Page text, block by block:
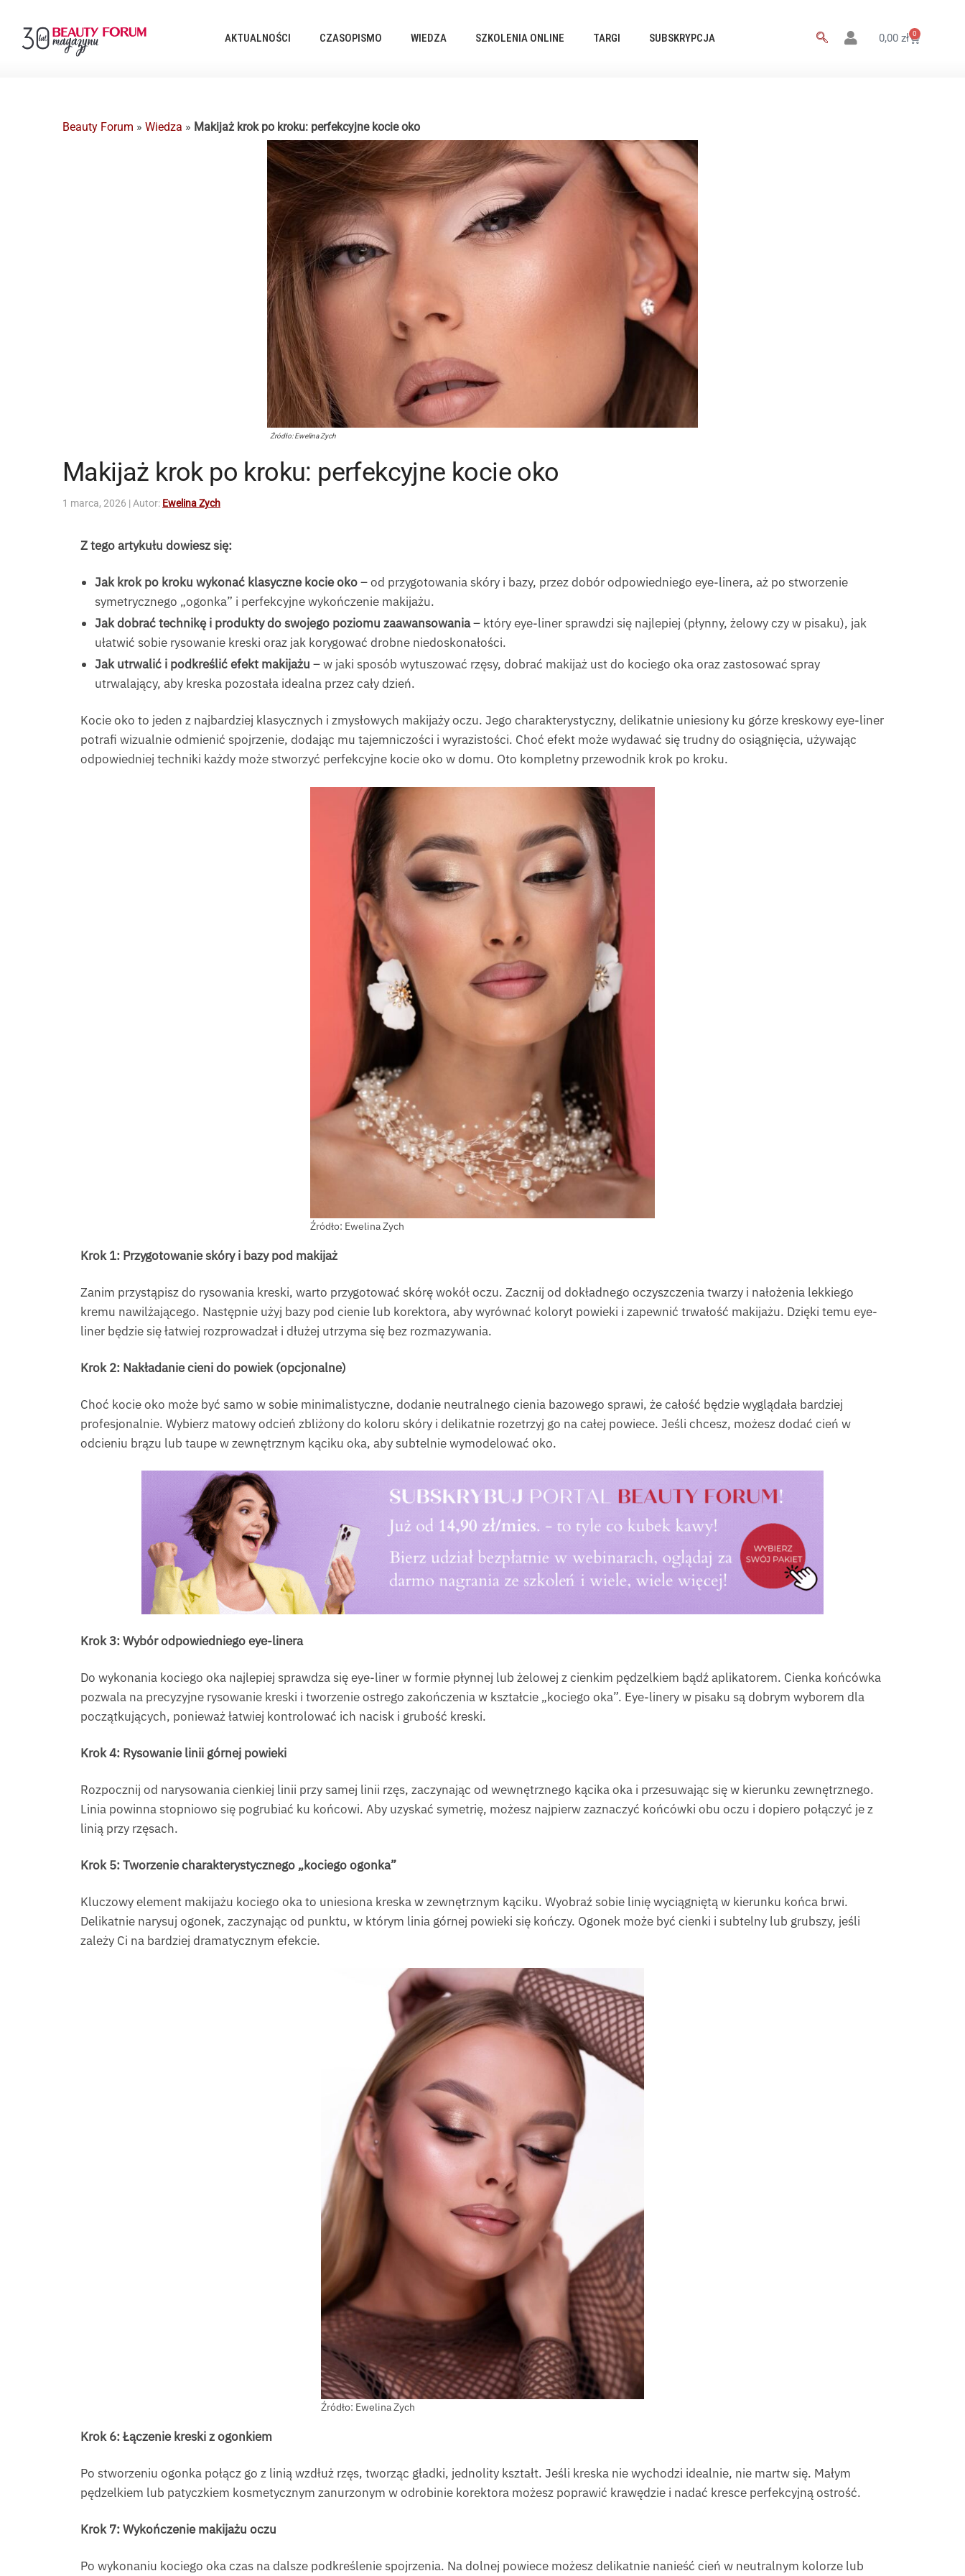
AKTUALNOŚCI CZASOPISMO WIEDZA SZKOLENIA ONLINE TARGI SUBSKRYPCJA 0,00 zł 0
Beauty Forum » Wiedza » Makijaż krok po kroku: perfekcyjne kocie oko
Źródło: Ewelina Zych
Makijaż krok po kroku: perfekcyjne kocie oko
1 marca, 2026 | Autor: Ewelina Zych
Z tego artykułu dowiesz się:
Jak krok po kroku wykonać klasyczne kocie oko– od przygotowania skóry i bazy, przez dobór odpowiedniego eye-linera, aż po stworzenie
symetrycznego „ogonka” i perfekcyjne wykończenie makijażu.
Jak dobrać technikę i produkty do swojego poziomu zaawansowania– który eye-liner sprawdzi się najlepiej (płynny, żelowy czy w pisaku), jak
ułatwić sobie rysowanie kreski oraz jak korygować drobne niedoskonałości.
Jak utrwalić i podkreślić efekt makijażu – w jaki sposób wytuszować rzęsy, dobrać makijaż ust do kociego oka oraz zastosować spray
utrwalający, aby kreska pozostała idealna przez cały dzień.
Kocie oko to jeden z najbardziej klasycznych i zmysłowych makijaży oczu. Jego charakterystyczny, delikatnie uniesiony ku górze kreskowy eye-liner
potrafi wizualnie odmienić spojrzenie, dodając mu tajemniczości i wyrazistości. Choć efekt może wydawać się trudny do osiągnięcia, używając
odpowiedniej techniki każdy może stworzyć perfekcyjne kocie oko w domu. Oto kompletny przewodnik krok po kroku.
Źródło: Ewelina Zych
Krok 1: Przygotowanie skóry i bazy pod makijaż
Zanim przystąpisz do rysowania kreski, warto przygotować skórę wokół oczu. Zacznij od dokładnego oczyszczenia twarzy i nałożenia lekkiego
kremu nawilżającego. Następnie użyj bazy pod cienie lub korektora, aby wyrównać koloryt powieki i zapewnić trwałość makijażu. Dzięki temu eye-
liner będzie się łatwiej rozprowadzał i dłużej utrzyma się bez rozmazywania.
Krok 2: Nakładanie cieni do powiek (opcjonalne)
Choć kocie oko może być samo w sobie minimalistyczne, dodanie neutralnego cienia bazowego sprawi, że całość będzie wyglądała bardziej
profesjonalnie. Wybierz matowy odcień zbliżony do koloru skóry i delikatnie rozetrzyj go na całej powiece. Jeśli chcesz, możesz dodać cień w
odcieniu brązu lub taupe w zewnętrznym kąciku oka, aby subtelnie wymodelować oko.
Krok 3: Wybór odpowiedniego eye-linera
Do wykonania kociego oka najlepiej sprawdza się eye-liner w formie płynnej lub żelowej z cienkim pędzelkiem bądź aplikatorem. Cienka końcówka
pozwala na precyzyjne rysowanie kreski i tworzenie ostrego zakończenia w kształcie „kociego oka”. Eye-linery w pisaku są dobrym wyborem dla
początkujących, ponieważ łatwiej kontrolować ich nacisk i grubość kreski.
Krok 4: Rysowanie linii górnej powieki
Rozpocznij od narysowania cienkiej linii przy samej linii rzęs, zaczynając od wewnętrznego kącika oka i przesuwając się w kierunku zewnętrznego.
Linia powinna stopniowo się pogrubiać ku końcowi. Aby uzyskać symetrię, możesz najpierw zaznaczyć końcówki obu oczu i dopiero połączyć je z
linią przy rzęsach.
Krok 5: Tworzenie charakterystycznego „kociego ogonka”
Kluczowy element makijażu kociego oka to uniesiona kreska w zewnętrznym kąciku. Wyobraź sobie linię wyciągniętą w kierunku końca brwi.
Delikatnie narysuj ogonek, zaczynając od punktu, w którym linia górnej powieki się kończy. Ogonek może być cienki i subtelny lub grubszy, jeśli
zależy Ci na bardziej dramatycznym efekcie.
Źródło: Ewelina Zych
Krok 6: Łączenie kreski z ogonkiem
Po stworzeniu ogonka połącz go z linią wzdłuż rzęs, tworząc gładki, jednolity kształt. Jeśli kreska nie wychodzi idealnie, nie martw się. Małym
pędzelkiem lub patyczkiem kosmetycznym zanurzonym w odrobinie korektora możesz poprawić krawędzie i nadać kresce perfekcyjną ostrość.
Krok 7: Wykończenie makijażu oczu
Po wykonaniu kociego oka czas na dalsze podkreślenie spojrzenia. Na dolnej powiece możesz delikatnie nanieść cień w neutralnym kolorze lub